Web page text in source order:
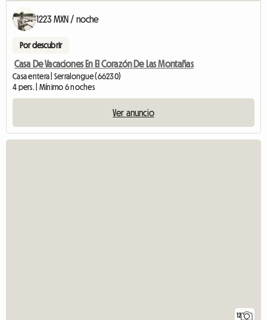
1223 MXN / noche
Por descubrir
Casa De Vacaciones En El Corazón De Las Montañas
Casa entera | Serralongue (66230)
4 pers. | Mínimo 6 noches
Ver anuncio
12